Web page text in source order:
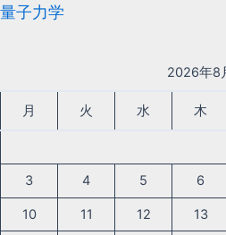
量子力学
2026年8
月 火 水 木
3 4 5 6
10 11 12 13